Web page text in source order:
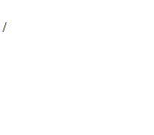
/